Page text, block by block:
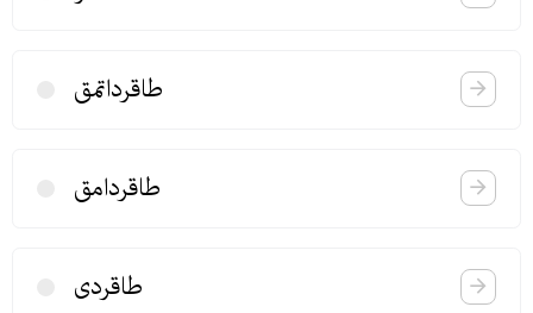
طاقرداتمق
طاقردامق
طاقردی